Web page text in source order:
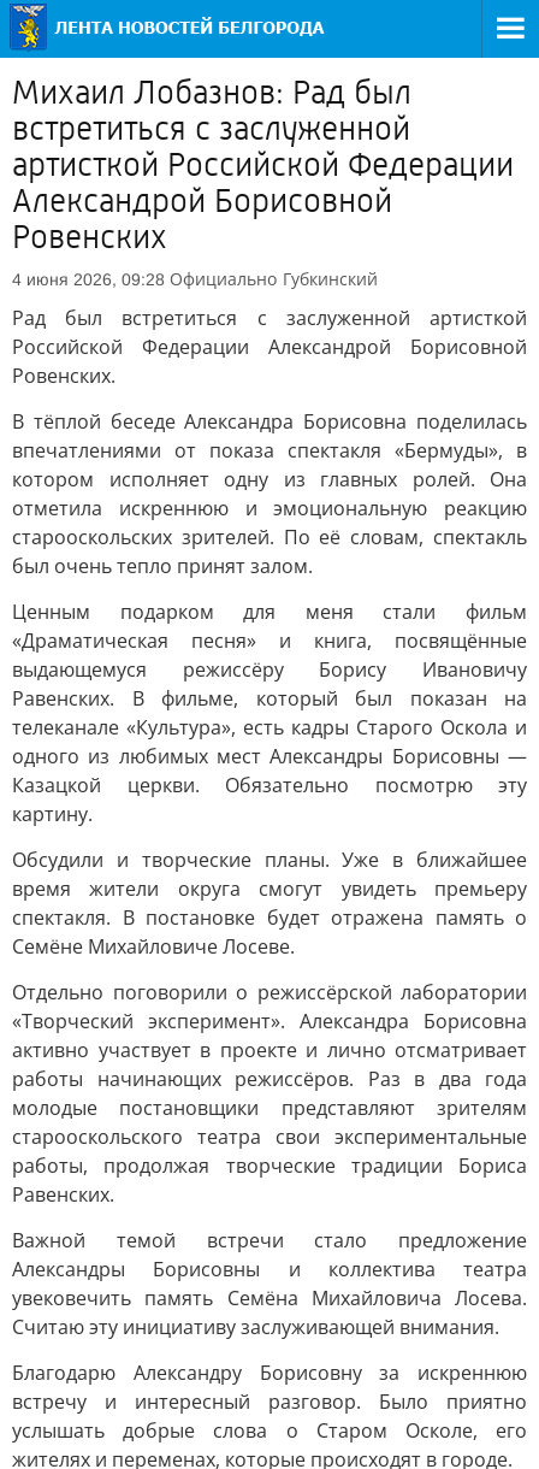
Михаил Лобазнов: Рад был
встретиться с заслуженной
артисткой Российской Федерации
Александрой Борисовной
Ровенских
4 июня 2026, 09:28 Официально Губкинский
Рад был встретиться с заслуженной артисткой
Российской Федерации Александрой Борисовной
Ровенских.
В тёплой беседе Александра Борисовна поделилась
впечатлениями от показа спектакля «Бермуды», в
котором исполняет одну из главных ролей. Она
отметила искреннюю и эмоциональную реакцию
старооскольских зрителей. По её словам, спектакль
был очень тепло принят залом.
Ценным подарком для меня стали фильм
«Драматическая песня» и книга, посвящённые
выдающемуся режиссёру Борису Ивановичу
Равенских. В фильме, который был показан на
телеканале «Культура», есть кадры Старого Оскола и
одного из любимых мест Александры Борисовны —
Казацкой церкви. Обязательно посмотрю эту
картину.
Обсудили и творческие планы. Уже в ближайшее
время жители округа смогут увидеть премьеру
спектакля. В постановке будет отражена память о
Семёне Михайловиче Лосеве.
Отдельно поговорили о режиссёрской лаборатории
«Творческий эксперимент». Александра Борисовна
активно участвует в проекте и лично отсматривает
работы начинающих режиссёров. Раз в два года
молодые постановщики представляют зрителям
старооскольского театра свои экспериментальные
работы, продолжая творческие традиции Бориса
Равенских.
Важной темой встречи стало предложение
Александры Борисовны и коллектива театра
увековечить память Семёна Михайловича Лосева.
Считаю эту инициативу заслуживающей внимания.
Благодарю Александру Борисовну за искреннюю
встречу и интересный разговор. Было приятно
услышать добрые слова о Старом Осколе, его
жителях и переменах, которые происходят в городе.